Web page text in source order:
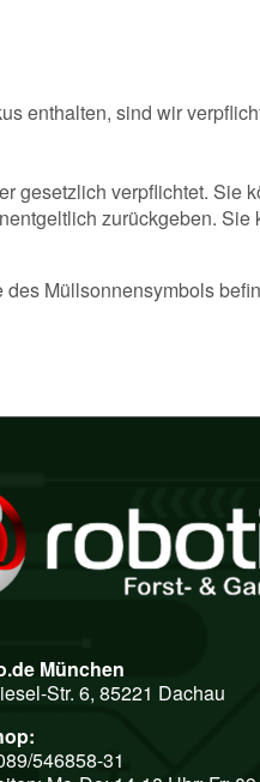
enthalten, sind wir
gesetzlich verpflichtet. Sie
zurückgeben. Sie
Müllsonnensymbols
München
Str. 6, 85221 Dachau
546858-31